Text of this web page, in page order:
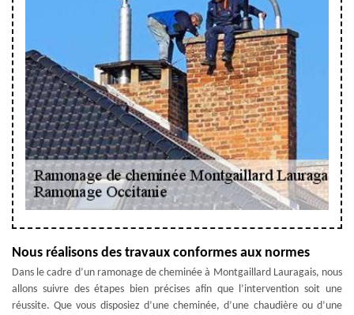
Nous réalisons des travaux conformes aux normes
Dans le cadre d’un ramonage de cheminée à Montgaillard Lauragais, nous
allons suivre des étapes bien précises afin que l’intervention soit une
réussite. Que vous disposiez d’une cheminée, d’une chaudière ou d’une